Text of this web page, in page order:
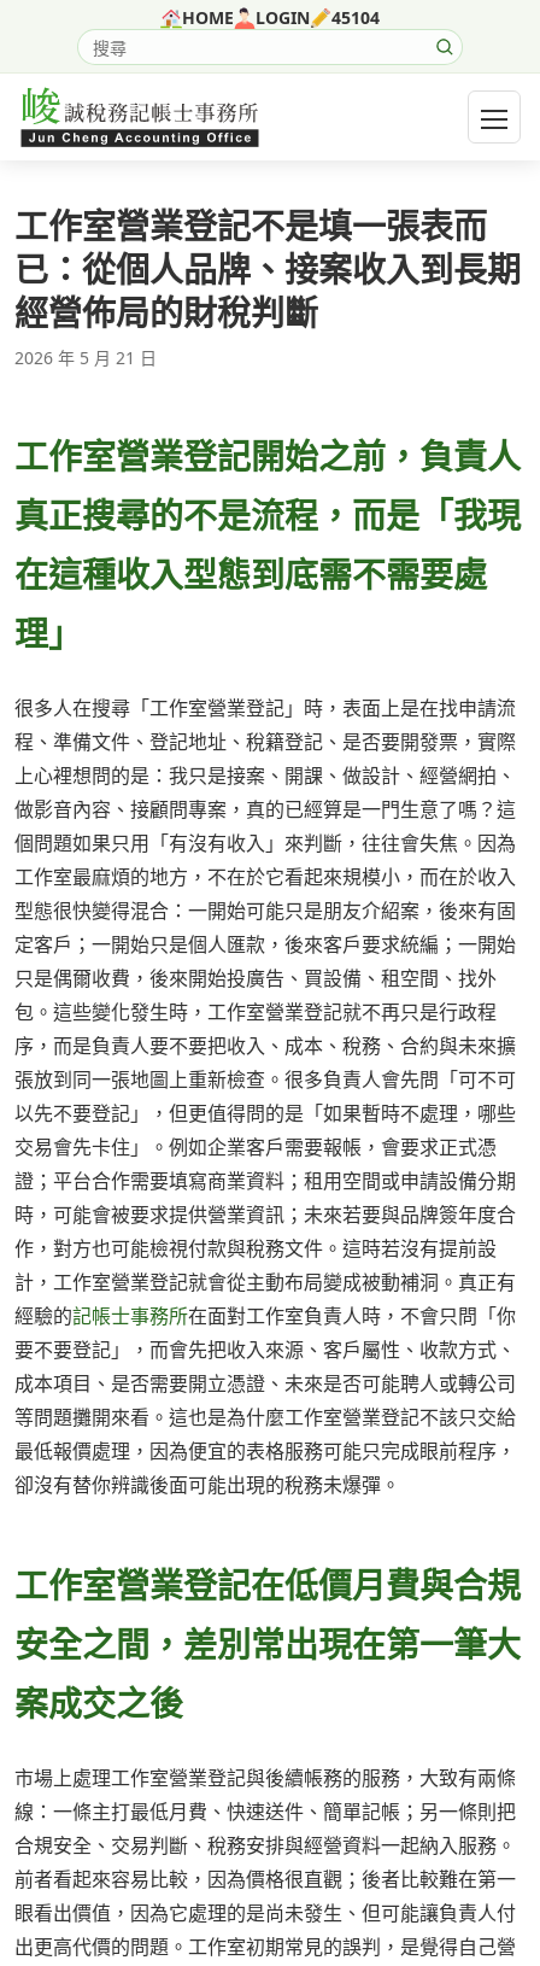
HOME LOGIN 45104
搜尋網站內容
開啟
工作室營業登記不是填一張表而
已：從個人品牌、接案收入到長期
經營佈局的財稅判斷
2026 年 5 月 21 日
工作室營業登記開始之前，負責人
真正搜尋的不是流程，而是「我現
在這種收入型態到底需不需要處
理」
很多人在搜尋「工作室營業登記」時，表面上是在找申請流
程、準備文件、登記地址、稅籍登記、是否要開發票，實際
上心裡想問的是：我只是接案、開課、做設計、經營網拍、
做影音內容、接顧問專案，真的已經算是一門生意了嗎？這
個問題如果只用「有沒有收入」來判斷，往往會失焦。因為
工作室最麻煩的地方，不在於它看起來規模小，而在於收入
型態很快變得混合：一開始可能只是朋友介紹案，後來有固
定客戶；一開始只是個人匯款，後來客戶要求統編；一開始
只是偶爾收費，後來開始投廣告、買設備、租空間、找外
包。這些變化發生時，工作室營業登記就不再只是行政程
序，而是負責人要不要把收入、成本、稅務、合約與未來擴
張放到同一張地圖上重新檢查。很多負責人會先問「可不可
以先不要登記」，但更值得問的是「如果暫時不處理，哪些
交易會先卡住」。例如企業客戶需要報帳，會要求正式憑
證；平台合作需要填寫商業資料；租用空間或申請設備分期
時，可能會被要求提供營業資訊；未來若要與品牌簽年度合
作，對方也可能檢視付款與稅務文件。這時若沒有提前設
計，工作室營業登記就會從主動布局變成被動補洞。真正有
經驗的記帳士事務所在面對工作室負責人時，不會只問「你
要不要登記」，而會先把收入來源、客戶屬性、收款方式、
成本項目、是否需要開立憑證、未來是否可能聘人或轉公司
等問題攤開來看。這也是為什麼工作室營業登記不該只交給
最低報價處理，因為便宜的表格服務可能只完成眼前程序，
卻沒有替你辨識後面可能出現的稅務未爆彈。
工作室營業登記在低價月費與合規
安全之間，差別常出現在第一筆大
案成交之後
市場上處理工作室營業登記與後續帳務的服務，大致有兩條
線：一條主打最低月費、快速送件、簡單記帳；另一條則把
合規安全、交易判斷、稅務安排與經營資料一起納入服務。
前者看起來容易比較，因為價格很直觀；後者比較難在第一
眼看出價值，因為它處理的是尚未發生、但可能讓負責人付
出更高代價的問題。工作室初期常見的誤判，是覺得自己營